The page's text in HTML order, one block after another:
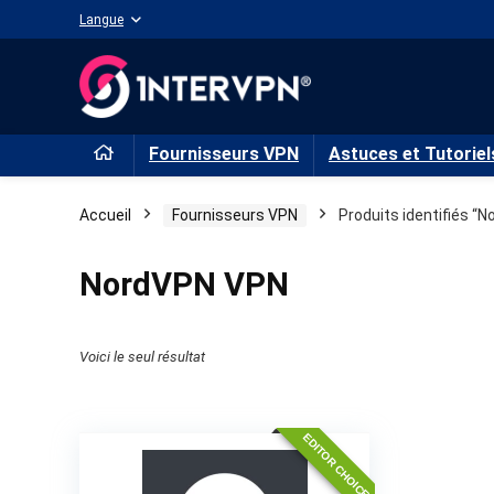
Langue
Fournisseurs VPN Astuces et
Accueil Fournisseurs VPN Produits identifiés
NordVPN VPN
Voici le seul résultat
EDITOR CHOICE